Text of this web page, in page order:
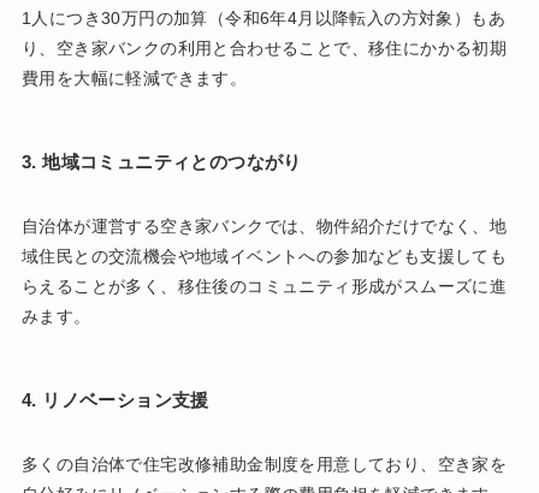
1人につき30万円の加算（令和6年4月以降転入の方対象）もあ
り、空き家バンクの利用と合わせることで、移住にかかる初期
費用を大幅に軽減できます。
3. 地域コミュニティとのつながり
自治体が運営する空き家バンクでは、物件紹介だけでなく、地
域住民との交流機会や地域イベントへの参加なども支援しても
らえることが多く、移住後のコミュニティ形成がスムーズに進
みます。
4. リノベーション支援
多くの自治体で住宅改修補助金制度を用意しており、空き家を